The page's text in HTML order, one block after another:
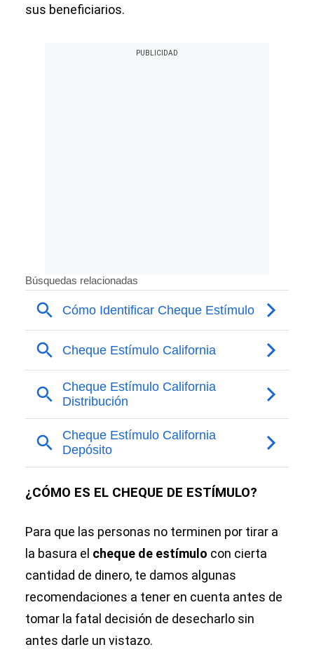
sus beneficiarios.
¿CÓMO ES EL CHEQUE DE ESTÍMULO?
Para que las personas no terminen por tirar a
la basura el cheque de estímulo con cierta
cantidad de dinero, te damos algunas
recomendaciones a tener en cuenta antes de
tomar la fatal decisión de desecharlo sin
antes darle un vistazo.